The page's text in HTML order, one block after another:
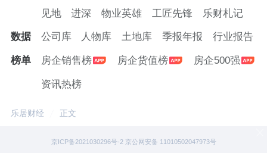
见地 进深 物业英雄 工匠先锋 乐财札记
数据 公司库 人物库 土地库 季报年报 行业报告
榜单 房企销售榜 房企货值榜 房企500强
资讯热榜
乐居财经 正文
京ICP备2021030296号-2 京公网安备 11010502047973号